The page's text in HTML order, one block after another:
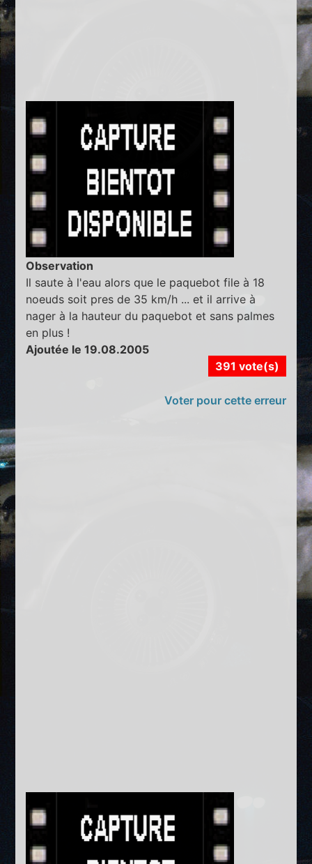
Observation
Il saute à l'eau alors que le paquebot file à 18
noeuds soit pres de 35 km/h ... et il arrive à
nager à la hauteur du paquebot et sans palmes
en plus !
Ajoutée le 19.08.2005
391 vote(s)
Voter pour cette erreur